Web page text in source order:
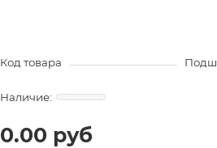
Код товара
0.00 руб